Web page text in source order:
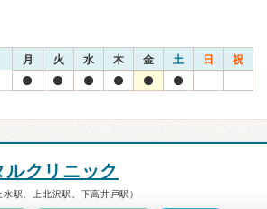
月 火 水 木 金 土 日 祝
クリニック
駅、上北沢駅、下高井戸駅）